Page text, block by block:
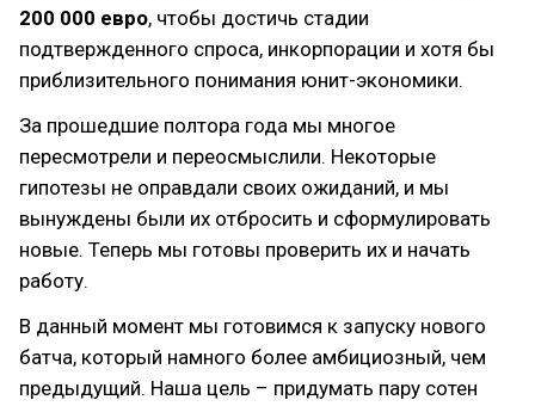
200 000 евро, чтобы достичь стадии
подтвержденного спроса, инкорпорации и хотя бы
приблизительного понимания юнит-экономики.
За прошедшие полтора года мы многое
пересмотрели и переосмыслили. Некоторые
гипотезы не оправдали своих ожиданий, и мы
вынуждены были их отбросить и сформулировать
новые. Теперь мы готовы проверить их и начать
работу.
В данный момент мы готовимся к запуску нового
батча, который намного более амбициозный, чем
предыдущий. Наша цель – придумать пару сотен